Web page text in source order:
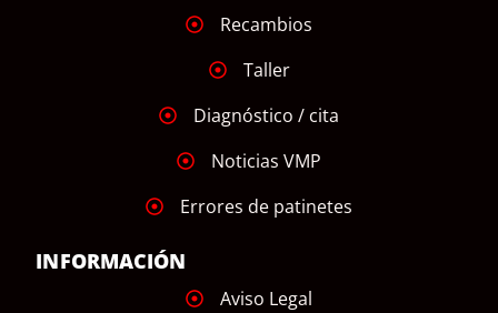
Recambios
Taller
Diagnóstico / cita
Noticias VMP
Errores de patinetes
INFORMACIÓN
Aviso Legal